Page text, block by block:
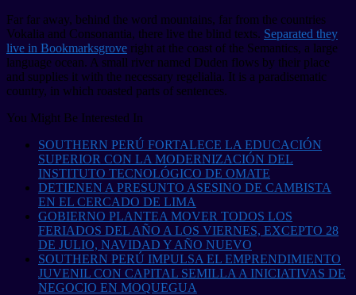
Far far away, behind the word mountains, far from the countries
Vokalia and Consonantia, there live the blind texts. Separated they
live in Bookmarksgrove right at the coast of the Semantics, a large
language ocean. A small river named Duden flows by their place
and supplies it with the necessary regelialia. It is a paradisematic
country, in which roasted parts of sentences.
You Might Be Interested In
SOUTHERN PERÚ FORTALECE LA EDUCACIÓN
SUPERIOR CON LA MODERNIZACIÓN DEL
INSTITUTO TECNOLÓGICO DE OMATE
DETIENEN A PRESUNTO ASESINO DE CAMBISTA
EN EL CERCADO DE LIMA
GOBIERNO PLANTEA MOVER TODOS LOS
FERIADOS DEL AÑO A LOS VIERNES, EXCEPTO 28
DE JULIO, NAVIDAD Y AÑO NUEVO
SOUTHERN PERÚ IMPULSA EL EMPRENDIMIENTO
JUVENIL CON CAPITAL SEMILLA A INICIATIVAS DE
NEGOCIO EN MOQUEGUA